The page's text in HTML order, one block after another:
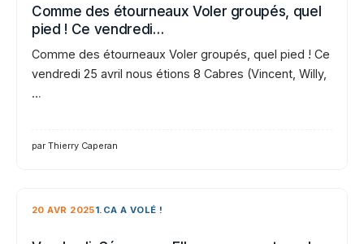
Comme des étourneaux Voler groupés, quel
pied ! Ce vendredi…
Comme des étourneaux Voler groupés, quel pied ! Ce
vendredi 25 avril nous étions 8 Cabres (Vincent, Willy,
…
par Thierry Caperan
20 AVR 20251.CA A VOLÉ !